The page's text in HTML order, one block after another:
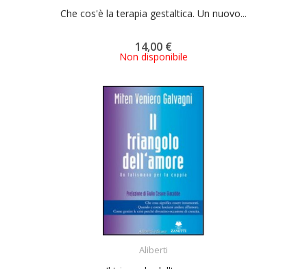
Che cos'è la terapia gestaltica. Un nuovo...
14,00 €
Non disponibile
Aliberti